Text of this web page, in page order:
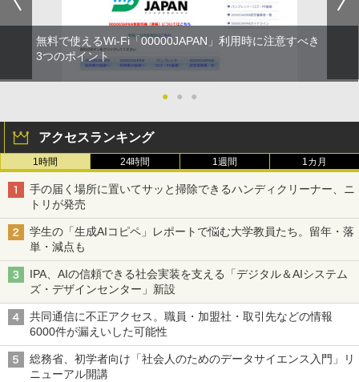
無料で使えるWi-Fi「00000JAPAN」利用時に注意すべき
3つのポイント
● ● ●
アクセスランキング
1時間 24時間 1週間 1カ月
手の届く場所に置いてサッと掃除できるハンディクリーナー、ニ
トリが発売
学生の「生成AIコピペ」レポートで悩む大学教員たち。留年・落
単・減点も
IPA、AIの信頼できる社会実装を支える「デジタル＆AIシステム
ズ・デザインセンター」新設
共同通信に不正アクセス。職員・加盟社・取引先などの情報
6000件が漏えいした可能性
総務省、初学者向け「社会人のためのデータサイエンス入門」リ
ニューアル開講